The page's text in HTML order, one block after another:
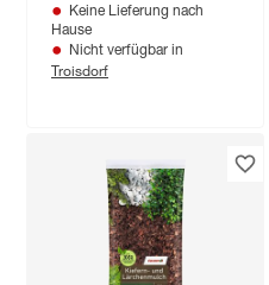
Keine Lieferung nach
Hause
Nicht verfügbar in
Troisdorf